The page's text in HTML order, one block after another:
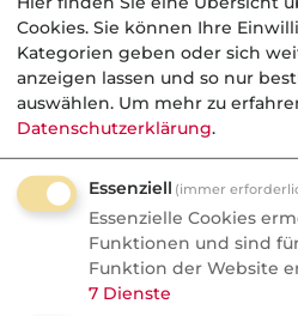
Recht auf
Fünf Jahre krebsfrei
Versicherungsschutz.
ändern, die Versicherer
und fordern bis zu 15
Cookies. Sie können Ihre
Kategorien geben oder sich
anzeigen lassen und so nur
auswählen. Um mehr zu
Datenschutzerklärung.
Essenziell (immer
Essenzielle Cookies
Funktionen und sind
Funktion der Website
7 Dienste